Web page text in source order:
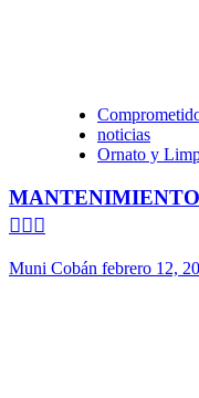
noticias
Ornato y
🏃🏻‍♀️
Muni Cobán febrero 12,